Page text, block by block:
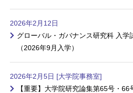
2026年2月12日
グローバル・ガバナンス研究科 入学
（2026年9月入学）
2026年2月5日 [大学院事務室]
【重要】大学院研究論集第65号・66